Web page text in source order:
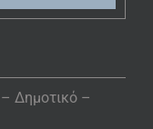
Δημοτικό –